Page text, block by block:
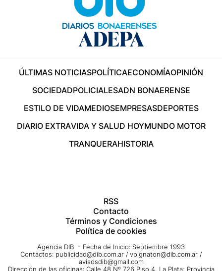
ÚLTIMAS NOTICIASPOLÍTICAECONOMÍAOPINIÓN
SOCIEDADPOLICIALESADN BONAERENSE
ESTILO DE VIDAMEDIOSEMPRESASDEPORTES
DIARIO EXTRAVIDA Y SALUD HOYMUNDO MOTOR
TRANQUERAHISTORIA
RSS
Contacto
Términos y Condiciones
Política de cookies
Agencia DIB - Fecha de Inicio: Septiembre 1993
Contactos: publicidad@dib.com.ar / vpignaton@dib.com.ar /
avisosdib@gmail.com
Dirección de las oficinas: Calle 48 Nº 726 Piso 4, La Plata; Provincia